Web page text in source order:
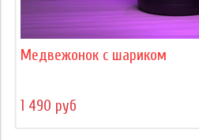
Медвежонок с шариком
1 490 руб